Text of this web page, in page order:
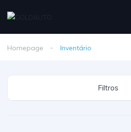
Homepage Inventário
Filtros